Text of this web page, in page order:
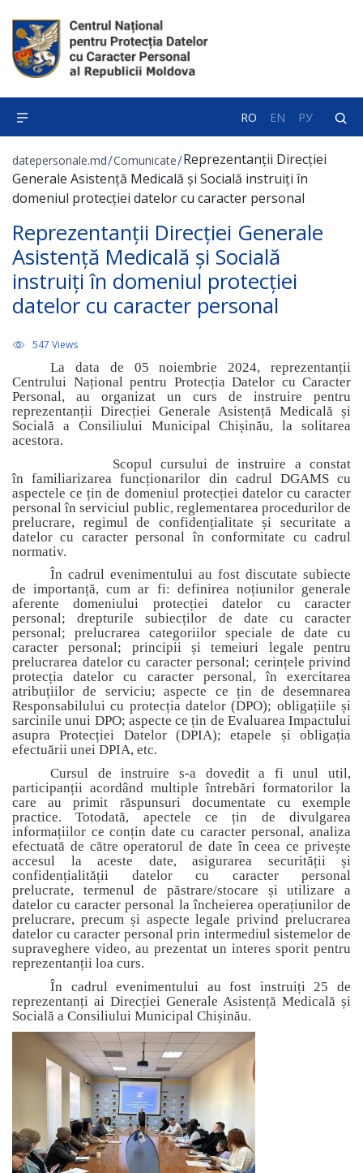
RO EN РУ
datepersonale.md/Comunicate/Reprezentanții Direcției
Generale Asistență Medicală și Socială instruiți în
domeniul protecției datelor cu caracter personal
Reprezentanții Direcției Generale
Asistență Medicală și Socială
instruiți în domeniul protecției
datelor cu caracter personal
547 Views
La data de 05 noiembrie 2024, reprezentanții
Centrului Național pentru Protecția Datelor cu Caracter
Personal, au organizat un curs de instruire pentru
reprezentanții Direcției Generale Asistență Medicală și
Socială a Consiliului Municipal Chișinău, la solitarea
acestora.
Scopul cursului de instruire aconstat
înfamiliarizarea funcționarilor din cadrul DGAMS cu
aspectele ce țin de domeniul protecției datelor cu caracter
personal în serviciul public, reglementarea procedurilor de
prelucrare, regimul de confidențialitate și securitate a
datelor cu caracter personal în conformitate cu cadrul
normativ.
În cadrul evenimentului au fost discutate subiecte
de importanță, cum ar fi: definirea noțiunilor generale
aferente domeniului protecției datelor cu caracter
personal; drepturile subiecților de date cu caracter
personal; prelucrarea categoriilor speciale de date cu
caracter personal; principii și temeiuri legale pentru
prelucrarea datelor cu caracter personal; cerințele privind
protecția datelor cu caracter personal, în exercitarea
atribuțiilor de serviciu; aspecte ce țin de desemnarea
Responsabilului cu protecția datelor (DPO); obligațiile și
sarcinile unui DPO; aspecte ce țin de Evaluarea Impactului
asupra Protecției Datelor (DPIA); etapele și obligația
efectuării unei DPIA, etc.
Cursul de instruire s-a dovedit a fi unul util,
participanții acordând multiple întrebări formatorilor la
care au primit răspunsuri documentate cu exemple
practice. Totodată, apectele ce țin de divulgarea
informațiilor ce conțin date cu caracter personal, analiza
efectuată de către operatorul de date în ceea ce privește
accesul la aceste date, asigurarea securității și
confidențialității datelor cu caracter personal
prelucrate, termenul de păstrare/stocare și utilizare a
datelor cu caracter personal la încheierea operațiunilor de
prelucrare, precum și aspecte legale privind prelucrarea
datelor cu caracter personal prin intermediul sistemelor de
supraveghere video, au prezentat un interes sporit pentru
reprezentanții loa curs.
În cadrul evenimentului au fost instruiți 25 de
reprezentanți ai Direcției Generale Asistență Medicală și
Socială a Consiliului Municipal Chișinău.